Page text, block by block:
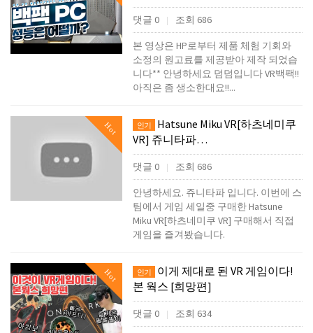
댓글 0 조회 686
본 영상은 HP로부터 제품 체험 기회와
소정의 원고료를 제공받아 제작 되었습
니다** 안녕하세요 덤덤입니다 VR백팩!!
아직은 좀 생소한대요!!...
Hot 인기
Hatsune Miku VR[하츠네미쿠
VR] 쥬니타파…
댓글 0 조회 686
안녕하세요. 쥬니타파 입니다. 이번에 스
팀에서 게임 세일중 구매한 Hatsune
Miku VR[하츠네미쿠 VR] 구매해서 직접
게임을 즐겨봤습니다.
Hot 인기
이게 제대로 된 VR 게임이다!
본 웍스 [희망편]
댓글 0 조회 634